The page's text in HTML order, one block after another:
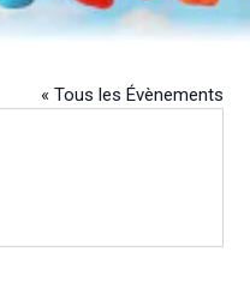
« Tous les Évènements